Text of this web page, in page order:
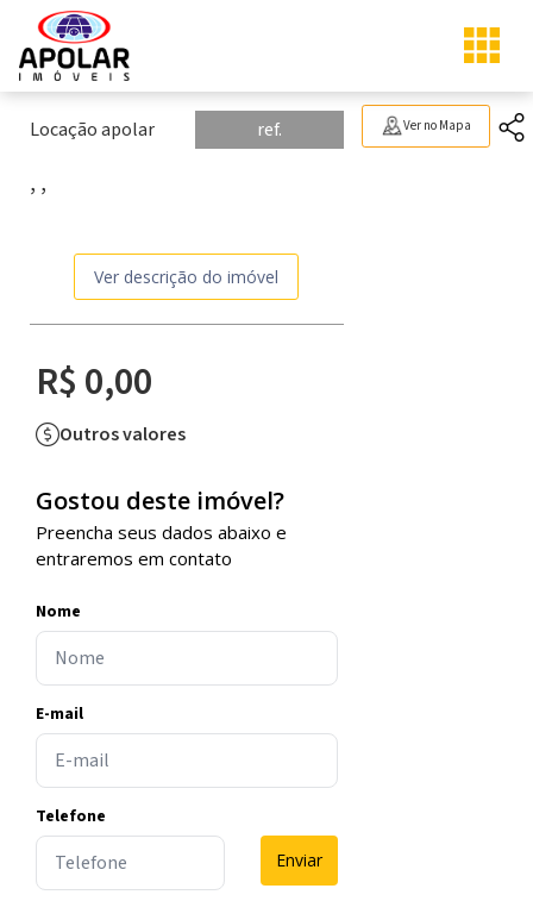
Ver no Mapa
Locação apolar ref.
, ,
Ver descrição do imóvel
R$ 0,00
Outros valores
Gostou deste imóvel?
Preencha seus dados abaixo e
entraremos em contato
Nome
E-mail
Telefone
Enviar